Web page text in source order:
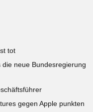
tot
neue Bundesregierung
gegen Apple punkten